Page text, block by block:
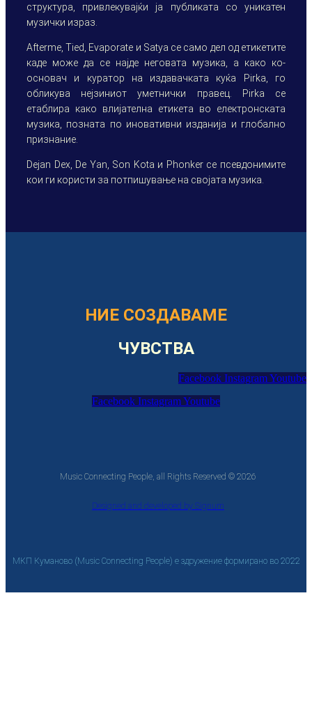
структура, привлекувајќи ја публиката со уникатен
музички израз.
Afterme, Tied, Evaporate и Satya се само дел од етикетите
каде може да се најде неговата музика, а како ко-
основач и куратор на издавачката куќа Pirka, го
обликува нејзиниот уметнички правец. Pirka се
етаблира како влијателна етикета во електронската
музика, позната по иновативни изданија и глобално
признание.
Dejan Dex, De Yan, Son Kota и Phonker се псевдонимите
кои ги користи за потпишување на својата музика.
НИЕ СОЗДАВАМЕ
ЧУВСТВА
Facebook InstagramYoutube
Facebook InstagramYoutube
Music Connecting People, all Rights Reserved © 2026
Designed and developed by Signum
МКП Куманово (Music Connecting People) е здружение формирано во 2022